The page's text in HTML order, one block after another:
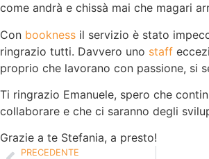
come andrà e chissà mai che magari
Con bookness il servizio è stato
ringrazio tutti. Davvero uno staff
proprio che lavorano con passione, si
Ti ringrazio Emanuele, spero che
collaborare e che ci saranno degli
Grazie a te Stefania, a presto!
PRECEDENTE